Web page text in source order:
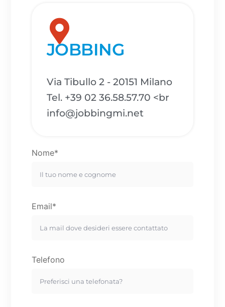
JOBBING
Via Tibullo 2 - 20151 Milano
Tel. +39 02 36.58.57.70 <br
info@jobbingmi.net
Nome*
Email*
Telefono